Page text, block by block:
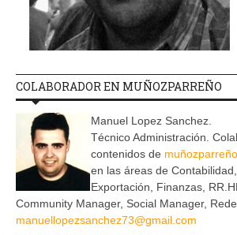
COLABORADOR EN MUÑOZPARREÑO
Manuel Lopez Sanchez.
Técnico Administración.
contenidos de
en las áreas de
Exportación, Finanzas,
Community Manager, Social Manager,
manuellopezsanchez73@gmail.com